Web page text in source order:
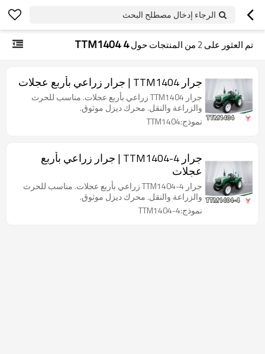
الرجاء إدخال مصطلح البحث
تم العثور على 2 من المنتجات حولTTM1404 4
جرار TTM1404 | جرار زراعي بأربع عجلات
جرار TTM1404 زراعي بأربع عجلات. مناسب للحرث
والزراعة والنقل. محرك ديزل موثوق.
نموذج:TTM1404
جرار TTM1404-4 | جرار زراعي بأربع
عجلات
جرار TTM1404-4 زراعي بأربع عجلات. مناسب للحرث
والزراعة والنقل. محرك ديزل موثوق.
نموذج:TTM1404-4